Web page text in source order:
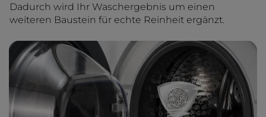
Dadurch wird Ihr Waschergebnis um einen
weiteren Baustein für echte Reinheit ergänzt.